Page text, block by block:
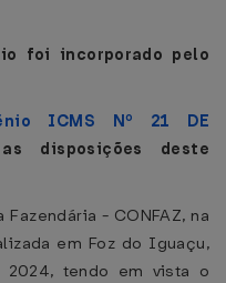
foi incorporado pelo
ICMS Nº 21 DE
disposições deste
- CONFAZ, na
em Foz do Iguaçu,
2024, tendo em vista o